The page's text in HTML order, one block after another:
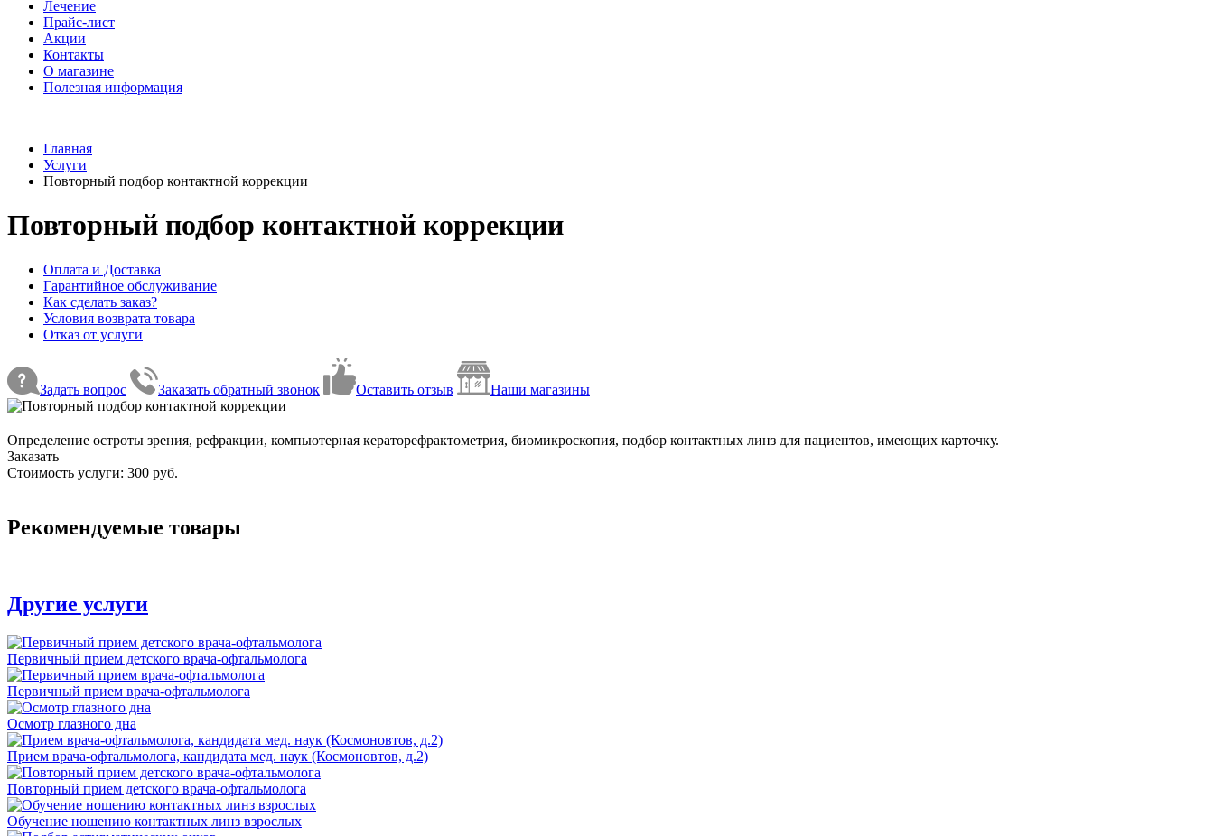
Лечение
Прайс-лист
Акции
Контакты
О магазине
Полезная информация
Главная
Услуги
Повторный подбор контактной коррекции
Повторный подбор контактной коррекции
Оплата и Доставка
Гарантийное обслуживание
Как сделать заказ?
Условия возврата товара
Отказ от услуги
Задать вопрос Заказать обратный звонок Оставить отзыв Наши магазины
Определение остроты зрения, рефракции, компьютерная кераторефрактометрия, биомикроскопия, подбор контактных линз для пациентов, имеющих карточку.
Заказать
Стоимость услуги: 300 руб.
Рекомендуемые товары
Другие услуги
Первичный прием детского врача-офтальмолога
Первичный прием врача-офтальмолога
Осмотр глазного дна
Прием врача-офтальмолога, кандидата мед. наук (Космоновтов, д.2)
Повторный прием детского врача-офтальмолога
Обучение ношению контактных линз взрослых